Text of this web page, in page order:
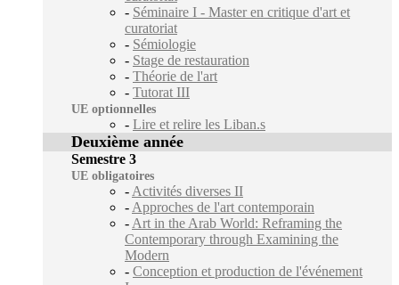
- Séminaire I - Master en critique d'art et
curatoriat
- Sémiologie
- Stage de restauration
- Théorie de l'art
- Tutorat III
UE optionnelles
- Lire et relire les Liban.s
Deuxième année
Semestre 3
UE obligatoires
- Activités diverses II
- Approches de l'art contemporain
- Art in the Arab World: Reframing the
Contemporary through Examining the
Modern
- Conception et production de l'événement